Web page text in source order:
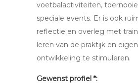
voetbalactiviteiten,
speciale events. Er is ook
reflectie en overleg met
leren van de praktijk en eigen
ontwikkeling te stimuleren.
Gewenst profiel *: